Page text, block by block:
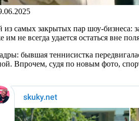
самых закрытых пар шоу-бизнеса:
не всегда удается остаться вне
бывшая теннисистка
Впрочем, судя по новым фото,